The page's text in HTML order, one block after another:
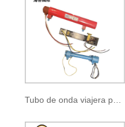
Tubo de onda viajera pulsada BM-1031